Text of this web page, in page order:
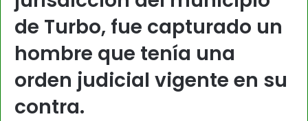
de Turbo, fue capturado un
hombre que tenía una
orden judicial vigente en su
contra.